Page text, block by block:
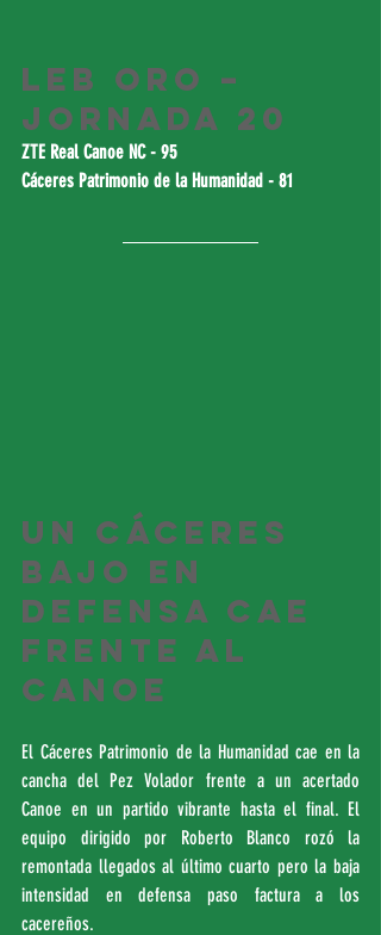
LEB Oro –
Jornada 20
ZTE Real Canoe NC - 95
Cáceres Patrimonio de la Humanidad - 81
Un Cáceres
bajo en
defensa cae
frente al
Canoe
El Cáceres Patrimonio de la Humanidad cae en la
cancha del Pez Volador frente a un acertado
Canoe en un partido vibrante hasta el final. El
equipo dirigido por Roberto Blanco rozó la
remontada llegados al último cuarto pero la baja
intensidad en defensa paso factura a los
cacereños.